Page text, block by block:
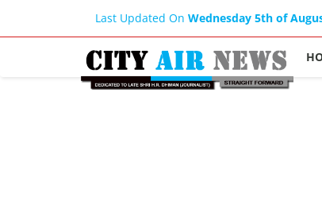
Last Updated On Wednesday 5th of